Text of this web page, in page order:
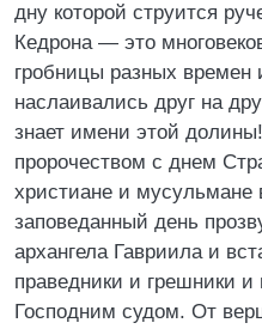
дну которой струится
Кедрона — это
гробницы разных времен
наслаивались друг на
знает имени этой
пророчеством с днем
христиане и мусульмане
заповеданный день
архангела Гавриила и
праведники и грешники и
Господним судом. От